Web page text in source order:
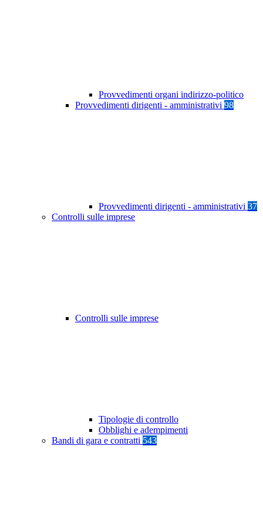
Provvedimenti organi indirizzo-politico
Provvedimenti dirigenti - amministrativi 98
Provvedimenti dirigenti - amministrativi 37
Controlli sulle imprese
Controlli sulle imprese
Tipologie di controllo
Obblighi e adempimenti
Bandi di gara e contratti 543